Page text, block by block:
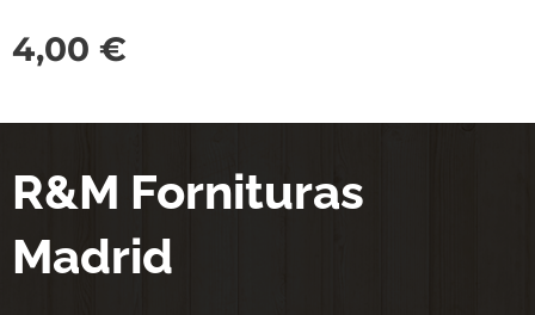
4,00 €
R&M Fornituras
Madrid